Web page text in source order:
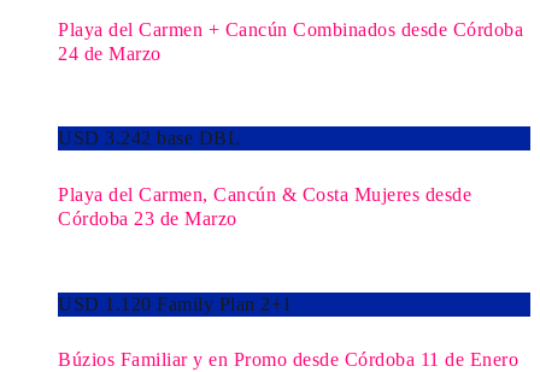
Playa del Carmen + Cancún Combinados desde Córdoba
24 de Marzo
USD 3.242 base DBL
Playa del Carmen, Cancún & Costa Mujeres desde
Córdoba 23 de Marzo
USD 1.120 Family Plan 2+1
Búzios Familiar y en Promo desde Córdoba 11 de Enero